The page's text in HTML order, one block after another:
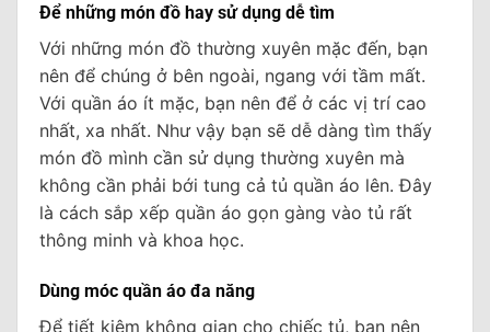
Để những món đồ hay sử dụng dễ tìm
Với những món đồ thường xuyên mặc đến, bạn
nên để chúng ở bên ngoài, ngang với tầm mất.
Với quần áo ít mặc, bạn nên để ở các vị trí cao
nhất, xa nhất. Như vậy bạn sẽ dễ dàng tìm thấy
món đồ mình cần sử dụng thường xuyên mà
không cần phải bới tung cả tủ quần áo lên. Đây
là cách sắp xếp quần áo gọn gàng vào tủ rất
thông minh và khoa học.
Dùng móc quần áo đa năng
Để tiết kiệm không gian cho chiếc tủ, bạn nên